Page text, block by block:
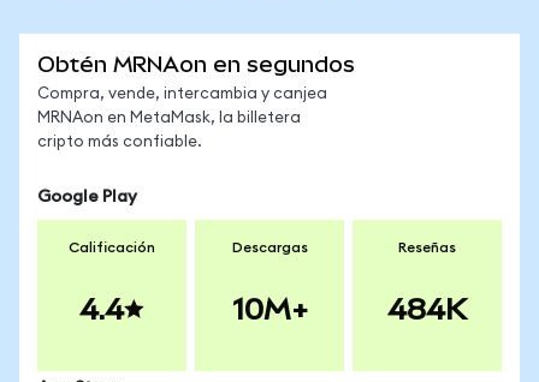
Obtén MRNAon en segundos
Compra, vende, intercambia y canjea
MRNAon en MetaMask, la billetera
cripto más confiable.
Google Play
Calificación
4.4
Descargas
10M+
Reseñas
484K